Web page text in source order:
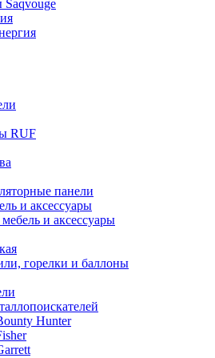
RUF
панели
и аксессуары
и аксессуары
горелки и баллоны
Hunter